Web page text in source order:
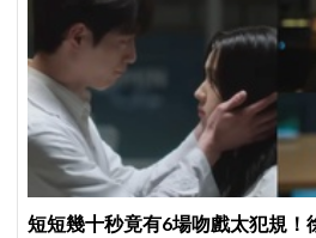
短短幾十秒竟有6場吻戲太犯規！